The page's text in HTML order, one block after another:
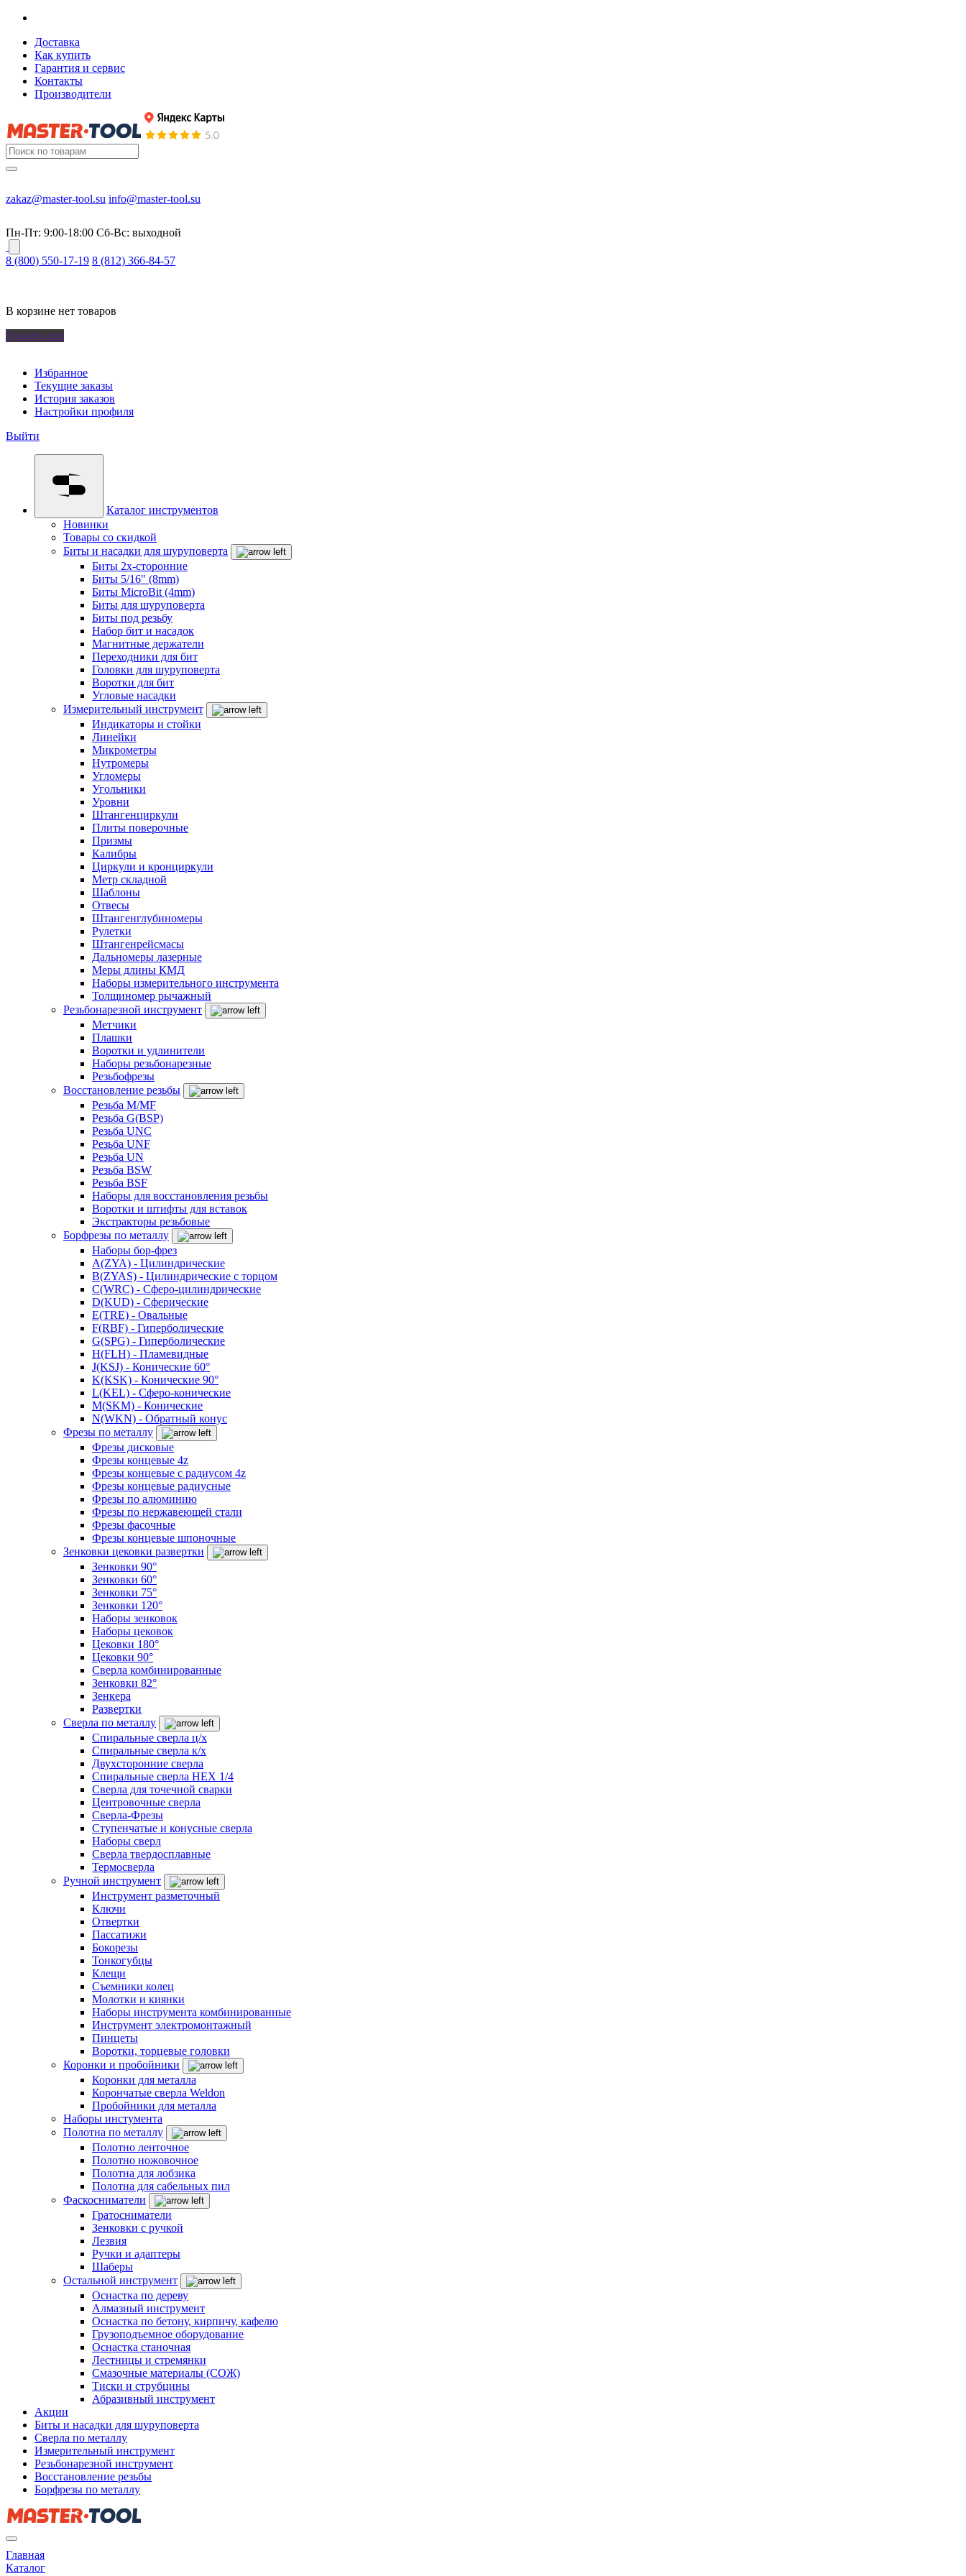
Доставка
Как купить
Гарантия и сервис
Контакты
Производители
zakaz@master-tool.su info@master-tool.su
Пн-Пт: 9:00-18:00 Cб-Вс: выходной
8 (800) 550-17-19 8 (812) 366-84-57
В корзине нет товаров
Удалить все
Избранное
Текущие заказы
История заказов
Настройки профиля
Выйти
Каталог инструментов
Новинки
Товары со скидкой
Биты и насадки для шуруповерта
Биты 2х-сторонние
Биты 5/16" (8mm)
Биты MicroBit (4mm)
Биты для шуруповерта
Биты под резьбу
Набор бит и насадок
Магнитные держатели
Переходники для бит
Головки для шуруповерта
Воротки для бит
Угловые насадки
Измерительный инструмент
Индикаторы и стойки
Линейки
Микрометры
Нутромеры
Угломеры
Угольники
Уровни
Штангенциркули
Плиты поверочные
Призмы
Калибры
Циркули и кронциркули
Метр складной
Шаблоны
Отвесы
Штангенглубиномеры
Рулетки
Штангенрейсмасы
Дальномеры лазерные
Меры длины КМД
Наборы измерительного инструмента
Толщиномер рычажный
Резьбонарезной инструмент
Метчики
Плашки
Воротки и удлинители
Наборы резьбонарезные
Резьбофрезы
Восстановление резьбы
Резьба M/MF
Резьба G(BSP)
Резьба UNC
Резьба UNF
Резьба UN
Резьба BSW
Резьба BSF
Наборы для восстановления резьбы
Воротки и штифты для вставок
Экстракторы резьбовые
Борфрезы по металлу
Наборы бор-фрез
A(ZYA) - Цилиндрические
B(ZYAS) - Цилиндрические с торцом
C(WRC) - Сферо-цилиндрические
D(KUD) - Сферические
E(TRE) - Овальные
F(RBF) - Гиперболические
G(SPG) - Гиперболические
H(FLH) - Пламевидные
J(KSJ) - Конические 60°
K(KSK) - Конические 90°
L(KEL) - Сферо-конические
M(SKM) - Конические
N(WKN) - Обратный конус
Фрезы по металлу
Фрезы дисковые
Фрезы концевые 4z
Фрезы концевые с радиусом 4z
Фрезы концевые радиусные
Фрезы по алюминию
Фрезы по нержавеющей стали
Фрезы фасочные
Фрезы концевые шпоночные
Зенковки цековки развертки
Зенковки 90°
Зенковки 60°
Зенковки 75°
Зенковки 120°
Наборы зенковок
Наборы цековок
Цековки 180°
Цековки 90°
Сверла комбинированные
Зенковки 82°
Зенкера
Развертки
Сверла по металлу
Спиральные сверла ц/х
Спиральные сверла к/х
Двухсторонние сверла
Спиральные сверла HEX 1/4
Сверла для точечной сварки
Центровочные сверла
Сверла-Фрезы
Ступенчатые и конусные сверла
Наборы сверл
Сверла твердосплавные
Термосверла
Ручной инструмент
Инструмент разметочный
Ключи
Отвертки
Пассатижи
Бокорезы
Тонкогубцы
Клещи
Съемники колец
Молотки и киянки
Наборы инструмента комбинированные
Инструмент электромонтажный
Пинцеты
Воротки, торцевые головки
Коронки и пробойники
Коронки для металла
Корончатые сверла Weldon
Пробойники для металла
Наборы инстумента
Полотна по металлу
Полотно ленточное
Полотно ножовочное
Полотна для лобзика
Полотна для сабельных пил
Фаскосниматели
Гратосниматели
Зенковки с ручкой
Лезвия
Ручки и адаптеры
Шаберы
Остальной инструмент
Оснастка по дереву
Алмазный инструмент
Оснастка по бетону, кирпичу, кафелю
Грузоподъемное оборудование
Оснастка станочная
Лестницы и стремянки
Смазочные материалы (СОЖ)
Тиски и струбцины
Абразивный инструмент
Акции
Биты и насадки для шуруповерта
Сверла по металлу
Измерительный инструмент
Резьбонарезной инструмент
Восстановление резьбы
Борфрезы по металлу
Главная
Каталог